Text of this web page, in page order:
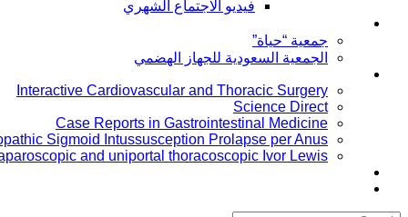
فيديو الاجتماع الشهري
جمعية “حياة”
الجمعية السعودية للجهاز الهضمي
Interactive Cardiovascular and Thoracic Surgery
Science Direct
Case Reports in Gastrointestinal Medicine
Sigmoid Intussusception Prolapse per Anus
and uniportal thoracoscopic Ivor Lewis